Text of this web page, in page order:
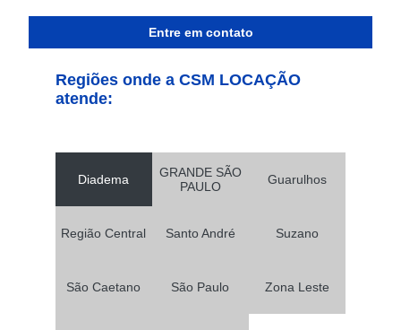
Entre em contato
Regiões onde a CSM LOCAÇÃO
atende:
Diadema
GRANDE SÃO
PAULO
Guarulhos
Região Central Santo André Suzano
São Caetano São Paulo Zona Leste